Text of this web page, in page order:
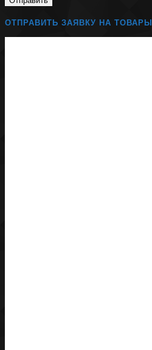
ОТПРАВИТЬ ЗАЯВКУ НА ТОВАРЫ